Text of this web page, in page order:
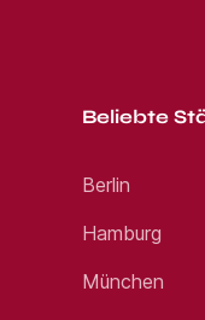
Beliebte
Berlin
Hamburg
München